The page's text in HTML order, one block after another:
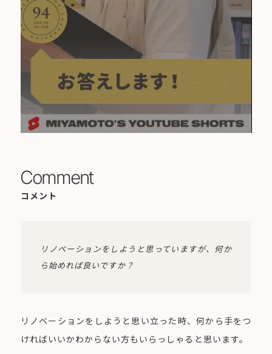
Comment
コメント
リノベーションをしようと思っていますが、何か
ら始めれば良いですか？
リノベーションをしようと思い立った時、何から手をつ
ければいいかわからない方もいらっしゃると思います。